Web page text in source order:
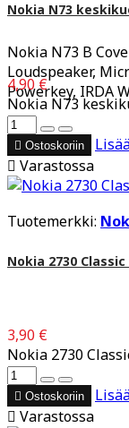
Nokia N73
Nokia N73 B
Loudspeaker,
Powerkey, IRDA
4,90 €
Nokia N73
 Ostoskoriin
 Varastossa
Tuotemerkki:
Nokia 2730
3,90 €
Nokia 2730
 Ostoskoriin
 Varastossa